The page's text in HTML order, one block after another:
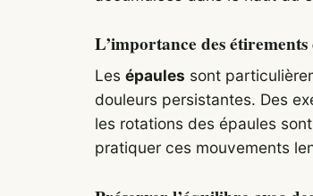
L’importance des étirements
Les épaules sont
douleurs persistantes. Des
les rotations des épaules
pratiquer ces mouvements